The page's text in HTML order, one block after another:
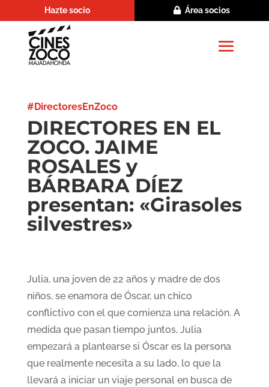
Hazte socio Área socios
#DirectoresEnZoco
DIRECTORES EN EL
ZOCO. JAIME
ROSALES y
BÁRBARA DÍEZ
presentan: «Girasoles
silvestres»
Julia, una joven de 22 años y madre de dos
niños, se enamora de Óscar, un chico
conflictivo con el que comienza una relación. A
medida que pasan tiempo juntos, Julia
empezará a plantearse si Óscar es la persona
que realmente necesita a su lado, lo que la
llevará a iniciar un viaje personal en busca de